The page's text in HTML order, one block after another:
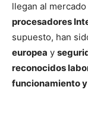
llegan al mercado
procesadores
supuesto, han
europea y
reconocidos
funcionamiento